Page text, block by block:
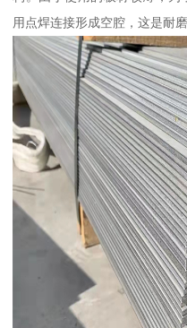
用点焊连接形成空腔，这是耐